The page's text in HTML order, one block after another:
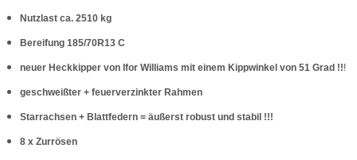
Nutzlast ca. 2510 kg
Bereifung 185/70R13 C
neuer Heckkipper von Ifor Williams mit einem Kippwinkel von 51 Grad !!!
geschweißter + feuerverzinkter Rahmen
Starrachsen + Blattfedern = äußerst robust und stabil !!!
8 x Zurrösen